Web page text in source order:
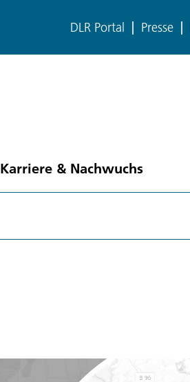
DLR Portal Presse
Karriere & Nachwuchs